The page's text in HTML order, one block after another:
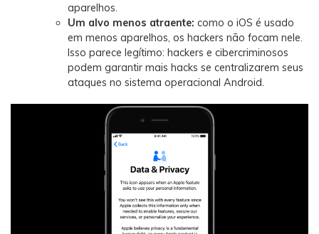
aparelhos.
Um alvo menos atraente: como o iOS é usado
em menos aparelhos, os hackers não focam nele.
Isso parece legítimo: hackers e cibercriminosos
podem garantir mais hacks se centralizarem seus
ataques no sistema operacional Android.